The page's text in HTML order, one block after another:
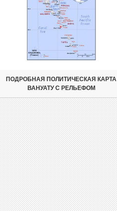
ПОДРОБНАЯ ПОЛИТИЧЕСКАЯ КАРТА
ВАНУАТУ С РЕЛЬЕФОМ